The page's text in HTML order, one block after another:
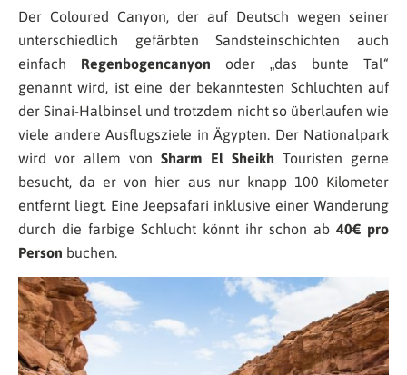
Der Coloured Canyon, der auf Deutsch wegen seiner
unterschiedlich gefärbten Sandsteinschichten auch
einfach Regenbogencanyon oder „das bunte Tal“
genannt wird, ist eine der bekanntesten Schluchten auf
der Sinai-Halbinsel und trotzdem nicht so überlaufen wie
viele andere Ausflugsziele in Ägypten. Der Nationalpark
wird vor allem von Sharm El Sheikh Touristen gerne
besucht, da er von hier aus nur knapp 100 Kilometer
entfernt liegt. Eine Jeepsafari inklusive einer Wanderung
durch die farbige Schlucht könnt ihr schon ab 40€ pro
Person buchen.